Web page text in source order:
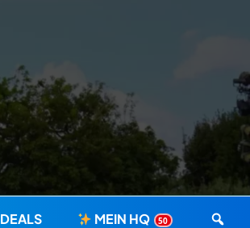
DEALS MEIN HQ 50